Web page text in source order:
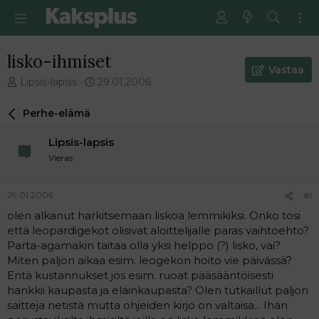
lisko-ihmiset
V
e
i
t
u
n
a
l
o
t
t
Lipsis-lapsis
E
m
m
n
v
i
e
s
29.01.2006
Vastaa
Perhe-elämä
Lipsis-lapsis
Vieras
29.01.2006 #1
olen alkanut harkitsemaan liskoa lemmikiksi. Onko tosi
että leopardigekot olisivat aloittelijalle paras vaihtoehto?
Parta-agamakin taitaa olla yksi helppo (?) lisko, vai?
Miten paljon aikaa esim. leogekon hoito vie päivässä?
Entä kustannukset jos esim. ruoat pääsääntöisesti
hankkii kaupasta ja eläinkaupasta? Olen tutkaillut paljon
saitteja netistä mutta ohjeiden kirjo on valtaisa... Ihan